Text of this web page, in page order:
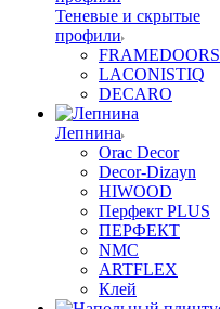
Теневые и скрытые
профили
FRAMEDOORS
LACONISTIQ
DECARO
Лепнина
Orac Decor
Decor-Dizayn
HIWOOD
Перфект PLUS
ПЕРФЕКТ
NMC
ARTFLEX
Клей